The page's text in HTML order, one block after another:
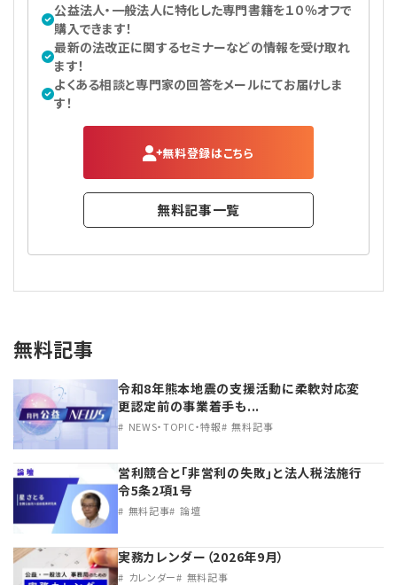
公益法人・一般法人に特化した専門書籍を１０％オフで
購入できます！
最新の法改正に関するセミナーなどの情報を受け取れ
ます！
よくある相談と専門家の回答をメールにてお届けしま
す！
無料登録はこちら
無料記事一覧
無料記事
令和8年熊本地震の支援活動に柔軟対応変
更認定前の事業着手も...
NEWS・TOPIC・特報 無料記事
営利競合と｢非営利の失敗｣と法人税法施行
令5条2項1号
無料記事 論壇
実務カレンダー（2026年9月）
カレンダー 無料記事